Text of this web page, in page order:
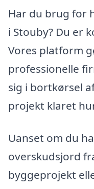
Har du brug for
i Stouby? Du er
Vores platform
professionelle
sig i bortkørsel
projekt klaret
Uanset om du
overskudsjord
byggeprojekt